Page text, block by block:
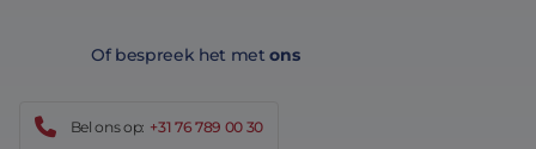
Of bespreek het metons
Bel ons op: +31 76 789 00 30